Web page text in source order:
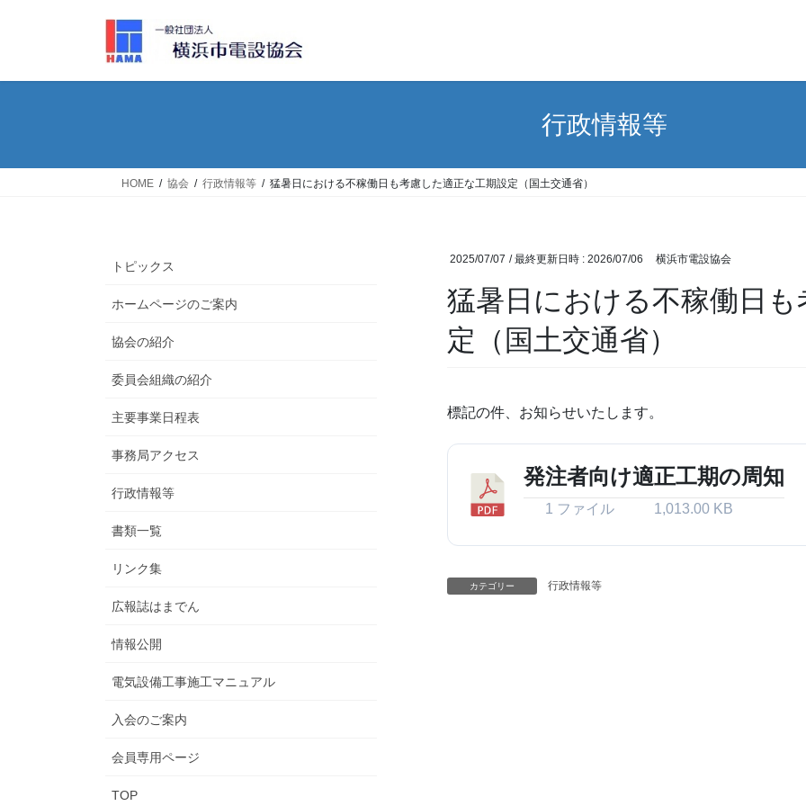
行政情報等
HOME 協会 行政情報等 猛暑日における不稼働日も考慮した適正な工期設定（国土交通省）
2025/07/07 / 最終更新日時 : 2026/07/06 横浜市電設協会
猛暑日における不稼働日
定（国土交通省）
標記の件、お知らせいたします。
発注者向け適正工期の周知
1 ファイル 1,013.00 KB
カテゴリー 行政情報等
トピックス
ホームページのご案内
協会の紹介
委員会組織の紹介
主要事業日程表
事務局アクセス
行政情報等
書類一覧
リンク集
広報誌はまでん
情報公開
電気設備工事施工マニュアル
入会のご案内
会員専用ページ
TOP